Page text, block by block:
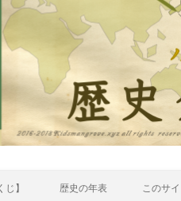
】 歴史の年表 このサ